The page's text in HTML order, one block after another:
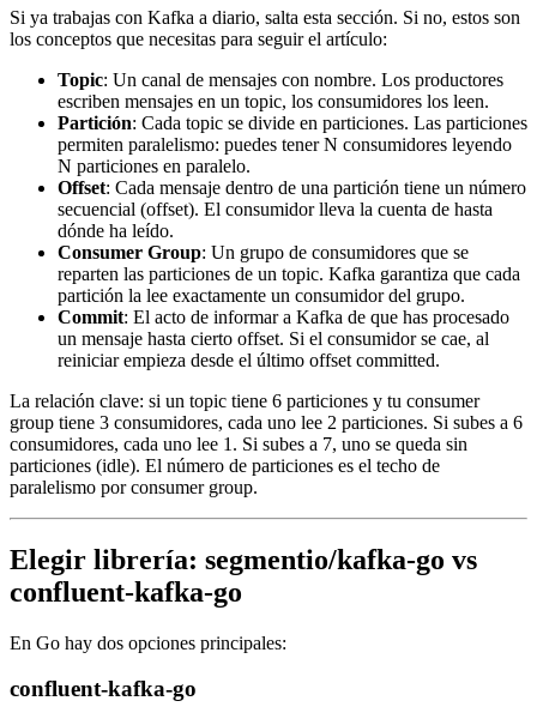
Si ya trabajas con Kafka a diario, salta esta sección. Si no, estos son
los conceptos que necesitas para seguir el artículo:
Topic: Un canal de mensajes con nombre. Los productores
escriben mensajes en un topic, los consumidores los leen.
Partición: Cada topic se divide en particiones. Las particiones
permiten paralelismo: puedes tener N consumidores leyendo
N particiones en paralelo.
Offset: Cada mensaje dentro de una partición tiene un número
secuencial (offset). El consumidor lleva la cuenta de hasta
dónde ha leído.
Consumer Group: Un grupo de consumidores que se
reparten las particiones de un topic. Kafka garantiza que cada
partición la lee exactamente un consumidor del grupo.
Commit: El acto de informar a Kafka de que has procesado
un mensaje hasta cierto offset. Si el consumidor se cae, al
reiniciar empieza desde el último offset committed.
La relación clave: si un topic tiene 6 particiones y tu consumer
group tiene 3 consumidores, cada uno lee 2 particiones. Si subes a 6
consumidores, cada uno lee 1. Si subes a 7, uno se queda sin
particiones (idle). El número de particiones es el techo de
paralelismo por consumer group.
Elegir librería: segmentio/kafka-go vs
confluent-kafka-go
En Go hay dos opciones principales:
confluent-kafka-go